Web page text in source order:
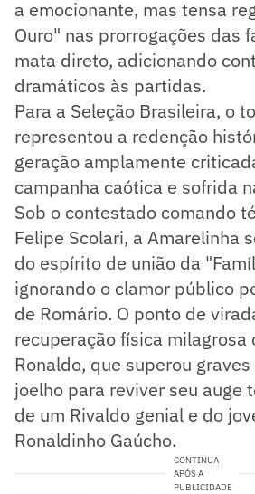
a emocionante, mas tensa
Ouro" nas prorrogações das
mata direto, adicionando
dramáticos às partidas.
Para a Seleção Brasileira, o
representou a redenção
geração amplamente
campanha caótica e sofrida
Sob o contestado comando
Felipe Scolari, a Amarelinha
do espírito de união da
ignorando o clamor público
de Romário. O ponto de
recuperação física milagrosa
Ronaldo, que superou
joelho para reviver seu auge
de um Rivaldo genial e do
Ronaldinho Gaúcho.
CONTINUA
APÓS A
PUBLICIDADE